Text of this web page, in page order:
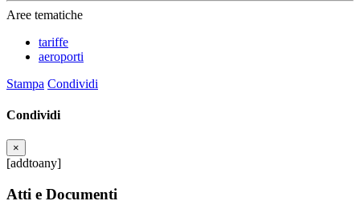
Aree tematiche
tariffe
aeroporti
Stampa Condividi
Condividi
×
[addtoany]
Atti e Documenti